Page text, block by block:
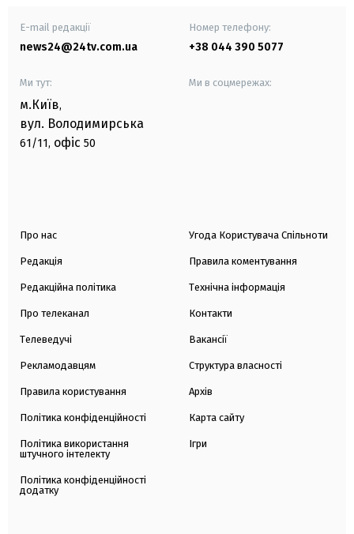
E-mail редакції
news24@24tv.com.ua
Номер телефону:
+38 044 390 5077
Ми тут:
м.Київ,
вул. Володимирська
61/11, офіс 50
Ми в соцмережах:
Про нас
Редакція
Редакційна політика
Про телеканал
Телеведучі
Рекламодавцям
Правила користування
Політика конфіденційності
Політика використання
штучного інтелекту
Політика конфіденційності
додатку
Угода Користувача Спільноти
Правила коментування
Технічна інформація
Контакти
Вакансії
Структура власності
Архів
Карта сайту
Ігри